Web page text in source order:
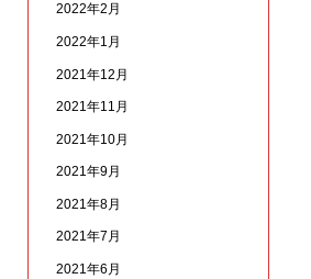
2022年2月
2022年1月
2021年12月
2021年11月
2021年10月
2021年9月
2021年8月
2021年7月
2021年6月